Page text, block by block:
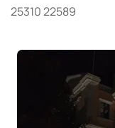
25310 22589